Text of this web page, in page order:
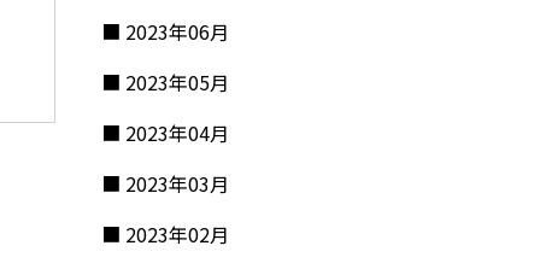
2023年06月
2023年05月
2023年04月
2023年03月
2023年02月